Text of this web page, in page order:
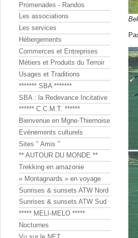
Promenades - Randos
Les associations
Les services
Hébergements
Commerces et Entreprises
Métiers et Produits du Terroir
Usages et Traditions
******* SBA *******
SBA : la Redevance Incitative
****** C.C.M.T. ******
Bienvenue en Mgne-Thiernoise
Evénements culturels
Sites " Amis "
** AUTOUR DU MONDE **
Trekking en amazonie
« Montagnards » en voyage
Sunrises & sunsets ATW Nord
Sunrises & sunsets ATW Sud
***** MELI-MELO *****
Nocturnes